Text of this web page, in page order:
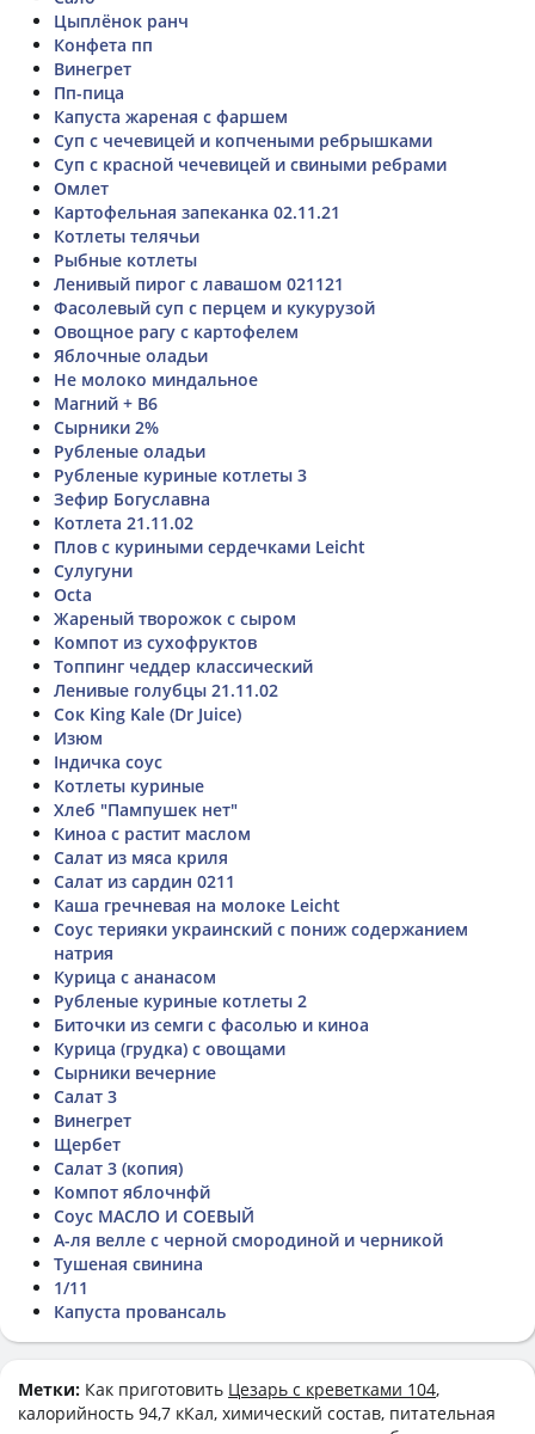
Цыплёнок ранч
Конфета пп
Винегрет
Пп-пица
Капуста жареная с фаршем
Суп с чечевицей и копчеными ребрышками
Суп с красной чечевицей и свиными ребрами
Омлет
Картофельная запеканка 02.11.21
Котлеты телячьи
Рыбные котлеты
Ленивый пирог с лавашом 021121
Фасолевый суп с перцем и кукурузой
Овощное рагу с картофелем
Яблочные оладьи
Не молоко миндальное
Магний + В6
Сырники 2%
Рубленые оладьи
Рубленые куриные котлеты 3
Зефир Богуславна
Котлета 21.11.02
Плов с куриными сердечками Leicht
Сулугуни
Octa
Жареный творожок с сыром
Компот из сухофруктов
Топпинг чеддер классический
Ленивые голубцы 21.11.02
Сок King Kale (Dr Juice)
Изюм
Індичка соус
Котлеты куриные
Хлеб "Пампушек нет"
Киноа с растит маслом
Салат из мяса криля
Салат из сардин 0211
Каша гречневая на молоке Leicht
Соус терияки украинский с пониж содержанием
натрия
Курица с ананасом
Рубленые куриные котлеты 2
Биточки из семги с фасолью и киноа
Курица (грудка) с овощами
Сырники вечерние
Салат 3
Винегрет
Щербет
Салат 3 (копия)
Компот яблочнфй
Соус МАСЛО И СОЕВЫЙ
А-ля велле с черной смородиной и черникой
Тушеная свинина
1/11
Капуста провансаль
Метки: Как приготовить Цезарь с креветками 104,
калорийность 94,7 кКал, химический состав, питательная